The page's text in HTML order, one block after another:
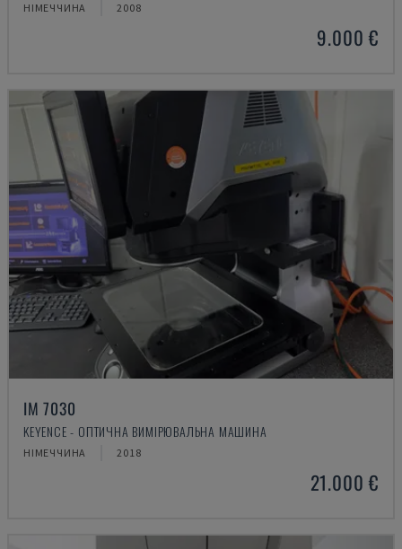
НІМЕЧЧИНА 2008
9.000 €
IM 7030
KEYENCE - ОПТИЧНА ВИМІРЮВАЛЬНА МАШИНА
НІМЕЧЧИНА 2018
21.000 €